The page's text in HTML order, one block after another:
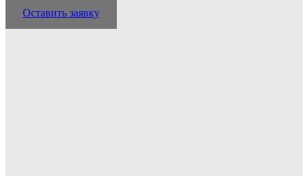
Оставить заявку